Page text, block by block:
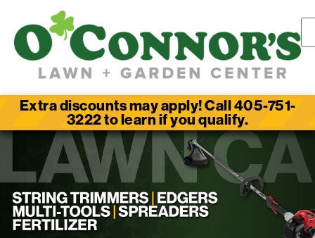
Extra discounts may apply! Call 405-751-
3222 to learn if you qualify.